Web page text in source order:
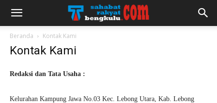
Beranda Kontak Kami
Kontak Kami
Redaksi dan Tata Usaha :
Kelurahan Kampung Jawa No.03 Kec. Lebong Utara, Kab. Lebong